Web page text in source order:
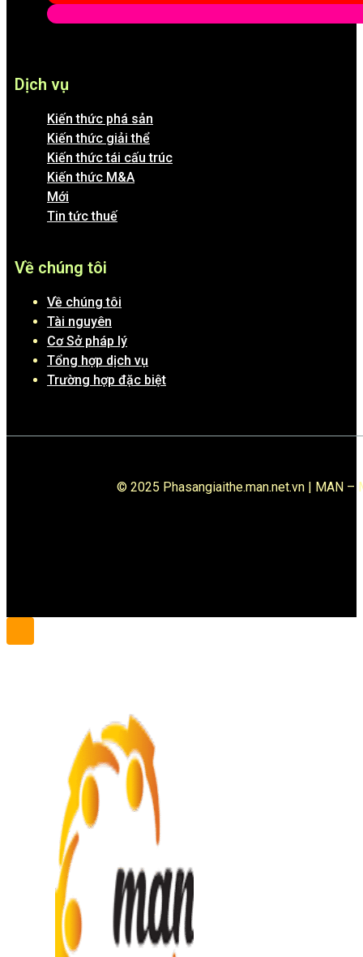
Dịch vụ
Kiến thức phá sản
Kiến thức giải thể
Kiến thức tái cấu trúc
Kiến thức M&A
Mới
Tin tức thuế
Về chúng tôi
Về chúng tôi
Tài nguyên
Cơ Sở pháp lý
Tổng hợp dịch vụ
Trường hợp đặc biệt
© 2025 Phasangiaithe.man.net.vn | MAN –